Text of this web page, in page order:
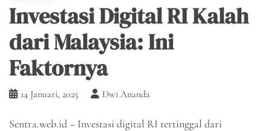
Investasi Digital RI Kalah
dari Malaysia: Ini
Faktornya
14 Januari, 2025 Dwi Ananda
Sentra.web.id – Investasi digital RI tertinggal dari